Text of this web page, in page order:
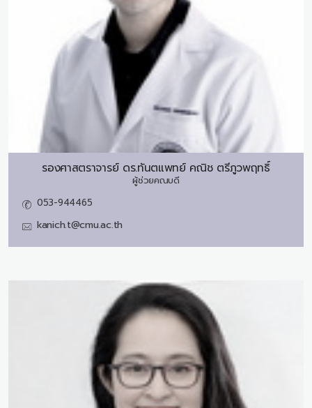
รองศาสตราจารย์ ดร.ทันตแพทย์ คณิช ตรีภูวพฤทธิ์
ผู้ช่วยคณบดี
053-944465
kanich.t@cmu.ac.th